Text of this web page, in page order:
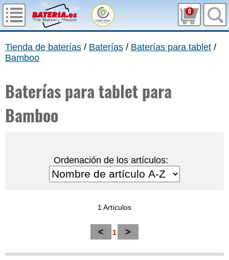
0
Tienda de baterías / Baterías / Baterías para tablet /
Bamboo
Baterías para tablet para
Bamboo
Ordenación de los artículos:
1 Artículos
< 1 >